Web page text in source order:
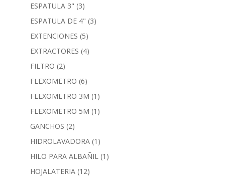
ESPATULA 3" (3)
ESPATULA DE 4" (3)
EXTENCIONES (5)
EXTRACTORES (4)
FILTRO (2)
FLEXOMETRO (6)
FLEXOMETRO 3M (1)
FLEXOMETRO 5M (1)
GANCHOS (2)
HIDROLAVADORA (1)
HILO PARA ALBAÑIL (1)
HOJALATERIA (12)